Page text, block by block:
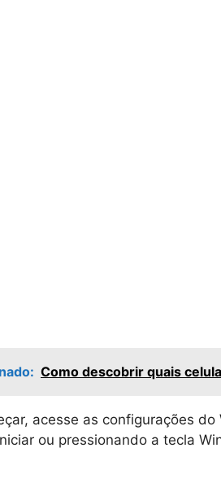
Como descobrir quais
acesse as configurações
ou pressionando a tecla